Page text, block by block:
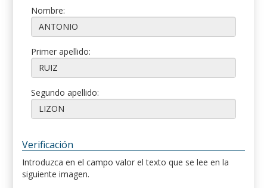
Nombre:
Primer apellido:
Segundo apellido:
Verificación
Introduzca en el campo valor el texto que se lee en la
siguiente imagen.